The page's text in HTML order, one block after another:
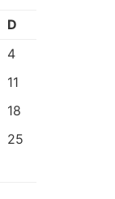
D
4
11
18
25